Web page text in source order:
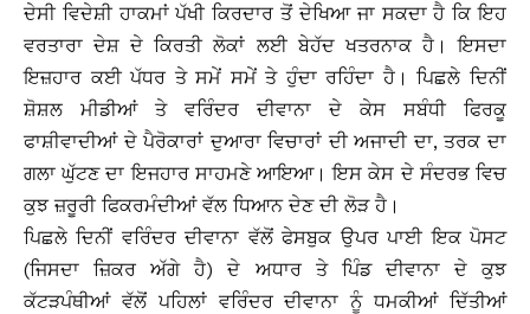
ਦੇਸੀ ਵਿਦੇਸ਼ੀ ਹਾਕਮਾਂ ਪੱਖੀ ਕਿਰਦਾਰ ਤੋਂ ਦੇਖਿਆ ਜਾ ਸਕਦਾ ਹੈ ਕਿ ਇਹ
ਵਰਤਾਰਾ ਦੇਸ਼ ਦੇ ਕਿਰਤੀ ਲੋਕਾਂ ਲਈ ਬੇਹੱਦ ਖਤਰਨਾਕ ਹੈ। ਇਸਦਾ
ਇਜ਼ਹਾਰ ਕਈ ਪੱਧਰ ਤੇ ਸਮੇਂ ਸਮੇਂ ਤੇ ਹੁੰਦਾ ਰਹਿੰਦਾ ਹੈ। ਪਿਛਲੇ ਦਿਨੀਂ
ਸ਼ੋਸ਼ਲ ਮੀਡੀਆਂ ਤੇ ਵਰਿੰਦਰ ਦੀਵਾਨਾ ਦੇ ਕੇਸ ਸਬੰਧੀ ਫਿਰਕੂ
ਫਾਸ਼ੀਵਾਦੀਆਂ ਦੇ ਪੈਰੋਕਾਰਾਂ ਦੁਆਰਾ ਵਿਚਾਰਾਂ ਦੀ ਅਜਾਦੀ ਦਾ, ਤਰਕ ਦਾ
ਗਲਾ ਘੁੱਟਣ ਦਾ ਇਜਹਾਰ ਸਾਹਮਣੇ ਆਇਆ। ਇਸ ਕੇਸ ਦੇ ਸੰਦਰਭ ਵਿਚ
ਕੁਝ ਜ਼ਰੂਰੀ ਫਿਕਰਮੰਦੀਆਂ ਵੱਲ ਧਿਆਨ ਦੇਣ ਦੀ ਲੋੜ ਹੈ।
ਪਿਛਲੇ ਦਿਨੀਂ ਵਰਿੰਦਰ ਦੀਵਾਨਾ ਵੱਲੋਂ ਫੇਸਬੁਕ ਉਪਰ ਪਾਈ ਇਕ ਪੋਸਟ
(ਜਿਸਦਾ ਜ਼ਿਕਰ ਅੱਗੇ ਹੈ) ਦੇ ਅਧਾਰ ਤੇ ਪਿੰਡ ਦੀਵਾਨਾ ਦੇ ਕੁਝ
ਕੱਟੜਪੰਥੀਆਂ ਵੱਲੋਂ ਪਹਿਲਾਂ ਵਰਿੰਦਰ ਦੀਵਾਨਾ ਨੂੰ ਧਮਕੀਆਂ ਦਿੱਤੀਆਂ